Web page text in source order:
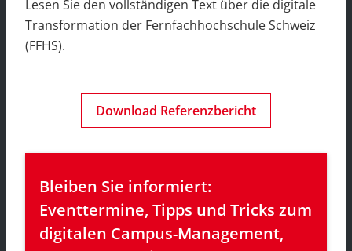
Lesen Sie den vollständigen Text über die digitale
Transformation der Fernfachhochschule Schweiz
(FFHS).
Download Referenzbericht
Bleiben Sie informiert:
Eventtermine, Tipps und Tricks zum
digitalen Campus-Management,